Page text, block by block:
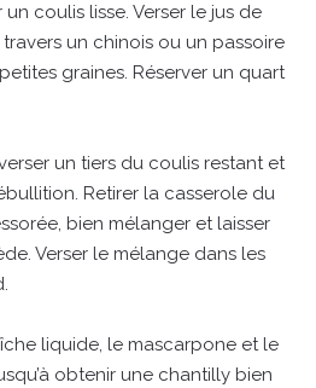
coulis lisse. Verser le jus de
un chinois ou un passoire
graines. Réserver un quart
un tiers du coulis restant et
Retirer la casserole du
bien mélanger et laisser
Verser le mélange dans les
liquide, le mascarpone et le
obtenir une chantilly bien